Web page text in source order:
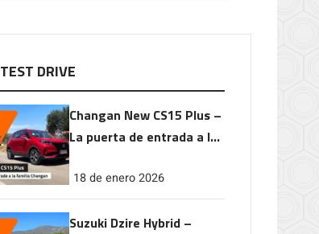
TEST DRIVE
Changan New CS15 Plus –
La puerta de entrada a la
18 de enero 2026
Suzuki Dzire Hybrid –